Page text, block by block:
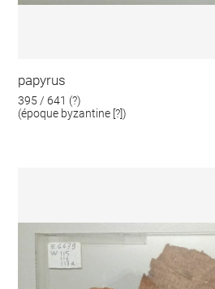
papyrus
395 / 641 (?)
(époque byzantine [?])